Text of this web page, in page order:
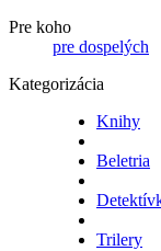
Pre koho
pre dospelých
Kategorizácia
Knihy
Beletria
Trilery